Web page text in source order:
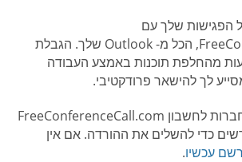
הפגישות שלך עם
FreeConferenceCall.com, הכל מ- Outlook שלך. הגבלת
מהחלפת תוכנות באמצע העבודה
לך להישאר פרודקטיבי.
שים לב: פרטי ההתחברות לחשבון FreeConferenceCall.com
כדי להשלים את ההורדה. אם אין
עכשיו.